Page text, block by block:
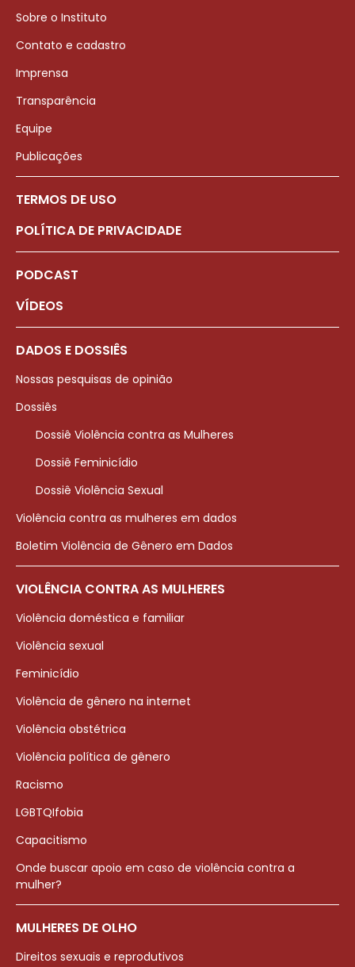
Sobre o Instituto
Contato e cadastro
Imprensa
Transparência
Equipe
Publicações
TERMOS DE USO
POLÍTICA DE PRIVACIDADE
PODCAST
VÍDEOS
DADOS E DOSSIÊS
Nossas pesquisas de opinião
Dossiês
Dossiê Violência contra as Mulheres
Dossiê Feminicídio
Dossiê Violência Sexual
Violência contra as mulheres em dados
Boletim Violência de Gênero em Dados
VIOLÊNCIA CONTRA AS MULHERES
Violência doméstica e familiar
Violência sexual
Feminicídio
Violência de gênero na internet
Violência obstétrica
Violência política de gênero
Racismo
LGBTQIfobia
Capacitismo
Onde buscar apoio em caso de violência contra a
mulher?
MULHERES DE OLHO
Direitos sexuais e reprodutivos